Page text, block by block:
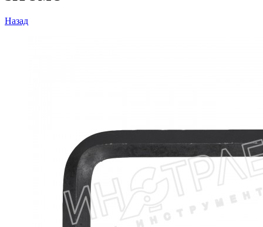
Назад